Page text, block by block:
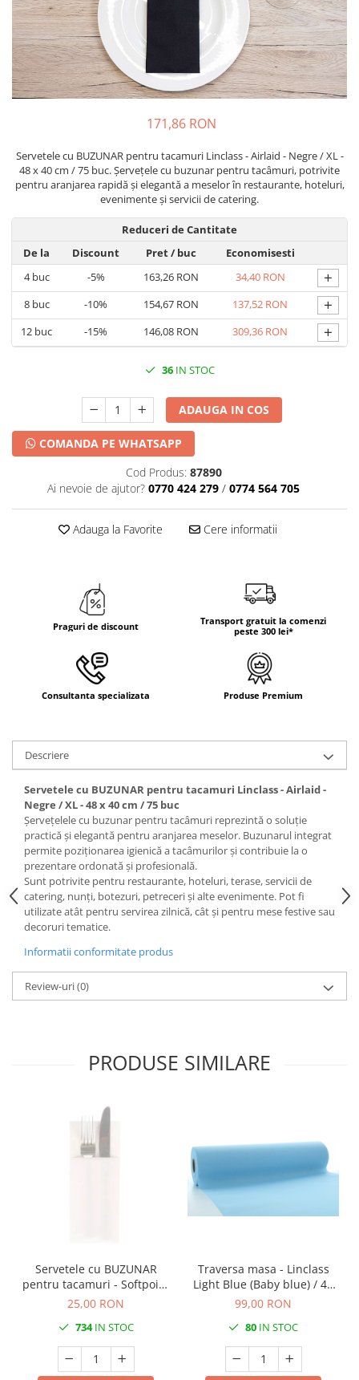
PAŞTE / EASTER
TEMATICA CULINARA
IARNA-CRACIUN-REVELION
DECOR BEJ & MARO
DECOR ROZ
DECOR NUNTA & LOGODNA
DECOR BOTEZ
DECOR EVENIMENTE CORPORATE
DECOR PETRECERI
TEMATICA MARINA
TEMATICA MEDITERANEANA
TEMATICA RUSTICA
TEMATICA ROMANTICA
DECOR 1 & 8 MARTIE
DECOR PASTE
DECOR CRACIUN & REVELION
DECOR PRIMAVARA
DECOR TOAMNA
DECOR IARNA
TEMATICA CULINARA
TEMATICA FLORALA
DECOR OKTOBER FEST
171,86 RON
Servetele cu BUZUNAR pentru tacamuri Linclass - Airlaid - Negre / XL -
48 x 40 cm / 75 buc. Șervețele cu buzunar pentru tacâmuri, potrivite
pentru aranjarea rapidă și elegantă a meselor în restaurante, hoteluri,
evenimente și servicii de catering.
Reduceri de Cantitate
De la
Discount Pret/ buc
Economisesti
4buc -5% 163,26 RON 34,40 RON +
8buc -10% 154,67 RON 137,52 RON +
12 buc -15% 146,08 RON 309,36 RON +
36IN STOC
ADAUGA IN COS
COMANDA PE WHATSAPP
Cod Produs: 87890
Ai nevoie de ajutor? 0770 424 279 / 0774 564 705
Adauga la Favorite Cere informatii
Praguri de discount
Transport gratuit la comenzi
peste 300 lei*
Consultanta specializata Produse Premium
Descriere
Servetele cu BUZUNAR pentru tacamuri Linclass - Airlaid -
Negre / XL - 48 x 40 cm / 75 buc
Șervețelele cu buzunar pentru tacâmuri reprezintă o soluție
practică și elegantă pentru aranjarea meselor. Buzunarul integrat
permite poziționarea igienică a tacâmurilor și contribuie la o
prezentare ordonată și profesională.
Sunt potrivite pentru restaurante, hoteluri, terase, servicii de
catering, nunți, botezuri, petreceri și alte evenimente. Pot fi
utilizate atât pentru servirea zilnică, cât și pentru mese festive sau
decoruri tematice.
Informatii conformitate produs
Review-uri(0)
PRODUSE SIMILARE
Servetele cu BUZUNAR
pentru tacamuri - Softpoint
(Alb) / 33 x 40 cm / 50 buc
25,00 RON
734IN STOC
Traversa masa - Linclass
Light Blue (Baby blue) / 40
cm x 24 m / 1 rola
99,00 RON
80 IN STOC